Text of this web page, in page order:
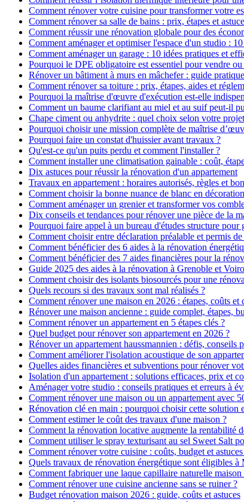
Comment rénover votre cuisine pour transformer votre
Comment rénover sa salle de bains : prix, étapes et
Comment réussir une rénovation globale pour des
Comment aménager et optimiser l'espace d'un studio :
Comment aménager un garage : 10 idées pratiques et
Pourquoi le DPE obligatoire est essentiel pour vendre
Rénover un bâtiment à murs en mâchefer : guide
Comment rénover sa toiture : prix, étapes, aides et
Pourquoi la maîtrise d'œuvre d'exécution est-elle
Comment un baume clarifiant au miel et au suif peut-il
Chape ciment ou anhydrite : quel choix selon votre
Pourquoi choisir une mission complète de maîtrise
Pourquoi faire un constat d'huissier avant travaux ?
Qu'est-ce qu'un puits perdu et comment l'installer ?
Comment installer une climatisation gainable : coût,
Dix astuces pour réussir la rénovation d'un appartement
Travaux en appartement : horaires autorisés, règles et
Comment choisir la bonne nuance de blanc en
Comment aménager un grenier et transformer vos
Dix conseils et tendances pour rénover une pièce de la
Pourquoi faire appel à un bureau d'études structure
Comment choisir entre déclaration préalable et permis
Comment bénéficier des 6 aides à la rénovation
Comment bénéficier des 7 aides financières pour la
Guide 2025 des aides à la rénovation à Grenoble et
Comment choisir des isolants biosourcés pour une
Quels recours si des travaux sont mal réalisés ?
Comment rénover une maison en 2026 : étapes, coûts et
Rénover une maison ancienne : guide complet, étapes,
Comment rénover un appartement en 5 étapes clés ?
Quel budget pour rénover son appartement en 2026 ?
Rénover un appartement haussmannien : défis, conseils
Comment améliorer l'isolation acoustique de son
Quelles aides financières et subventions pour rénover
Isolation d'un appartement : solutions efficaces, prix et
Aménager votre studio : conseils pratiques et erreurs à
Comment rénover une maison ou un appartement avec
Rénovation clé en main : pourquoi choisir cette solution
Comment estimer le coût des travaux d'une maison ?
Comment la rénovation locative augmente la rentabilité
Comment utiliser le spray texturisant au sel Sweet Salt
Comment rénover votre cuisine : coûts, budget et
Quels travaux de rénovation énergétique sont éligibles à
Comment fabriquer une laque capillaire naturelle maison
Comment rénover une cuisine ancienne sans se ruiner ?
Budget rénovation maison 2026 : guide, coûts et astuces